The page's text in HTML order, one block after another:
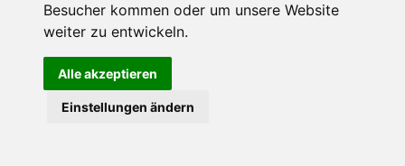
Besucher kommen oder um unsere Website
weiter zu entwickeln.
Alle akzeptieren
Einstellungen ändern
Hier finden Sie uns auch